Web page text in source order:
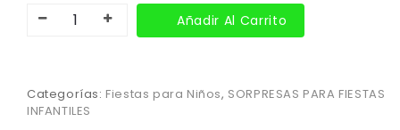
Añadir Al Carrito
Categorías: Fiestas para Niños, SORPRESAS PARA FIESTAS
INFANTILES